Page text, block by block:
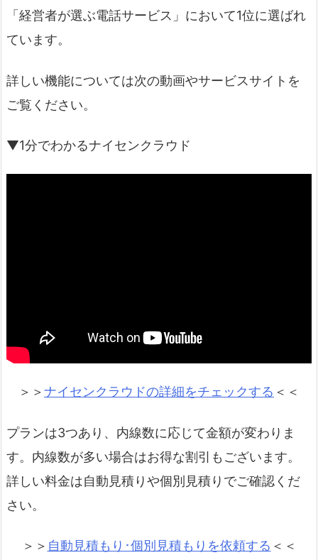
「経営者が選ぶ電話サービス」において1位に選ばれ
ています。
詳しい機能については次の動画やサービスサイトを
ご覧ください。
▼1分でわかるナイセンクラウド
＞＞ナイセンクラウドの詳細をチェックする ＜＜
プランは3つあり、内線数に応じて金額が変わりま
す。内線数が多い場合はお得な割引もございます。
詳しい料金は自動見積りや個別見積りでご確認くだ
さい。
＞＞ 自動見積もり･個別見積もりを依頼する ＜＜